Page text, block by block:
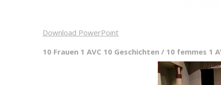
Download PowerPoint
10 Frauen 1 AVC 10 Geschichten / 10 femmes 1